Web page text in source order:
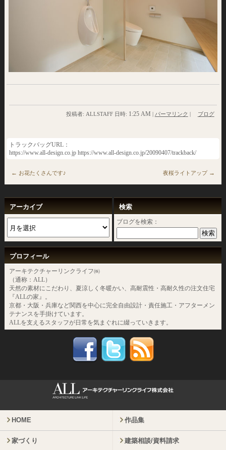
投稿者: ALLSTAFF 日時: 1:25 AM | パーマリンク | ブログ
トラックバッグURL：
https://www.all-design.co.jp https://www.all-design.co.jp/20090407/trackback/
← お花たくさんです♪ 夜桜ライトアップ →
アーカイブ 検索
ブログを検索：
プロフィール
アーキテクチャーリンクライフ㈱
（通称：ALL）
天然の素材にこだわり、夏涼しく冬暖かい、高耐震性・高耐久性の注文住宅
『ALLの家』。
京都・大阪・兵庫など関西を中心に完全自由設計・責任施工・アフターメン
テナンスを手掛けています。
ALLを支えるスタッフが日常を気まぐれに綴っていきます。
HOME 作品集
家づくり 建築相談/資料請求